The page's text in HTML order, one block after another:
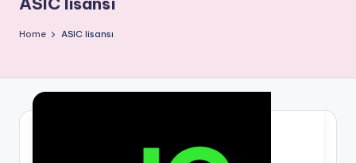
Home ASIC lisansı